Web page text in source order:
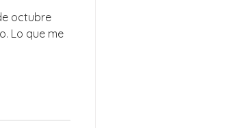
octubre
Lo que me